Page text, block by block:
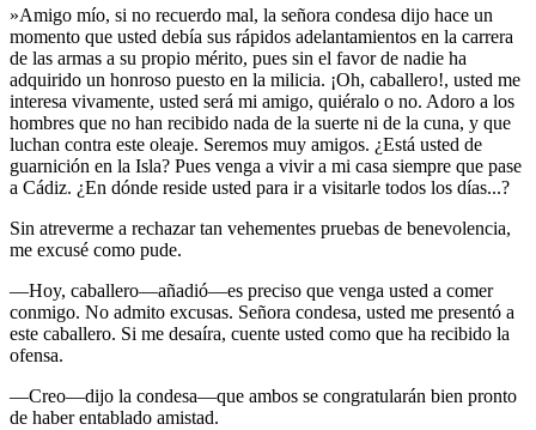
»Amigo mío, si no recuerdo mal, la señora condesa dijo hace un
momento que usted debía sus rápidos adelantamientos en la carrera
de las armas a su propio mérito, pues sin el favor de nadie ha
adquirido un honroso puesto en la milicia. ¡Oh, caballero!, usted me
interesa vivamente, usted será mi amigo, quiéralo o no. Adoro a los
hombres que no han recibido nada de la suerte ni de la cuna, y que
luchan contra este oleaje. Seremos muy amigos. ¿Está usted de
guarnición en la Isla? Pues venga a vivir a mi casa siempre que pase
a Cádiz. ¿En dónde reside usted para ir a visitarle todos los días...?
Sin atreverme a rechazar tan vehementes pruebas de benevolencia,
me excusé como pude.
—Hoy, caballero—añadió—es preciso que venga usted a comer
conmigo. No admito excusas. Señora condesa, usted me presentó a
este caballero. Si me desaíra, cuente usted como que ha recibido la
ofensa.
—Creo—dijo la condesa—que ambos se congratularán bien pronto
de haber entablado amistad.